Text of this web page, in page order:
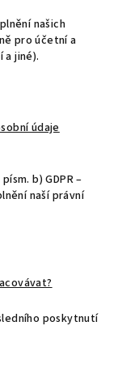
našich
pro účetní a
a jiné).
údaje
b) GDPR –
naší právní
poskytnutí